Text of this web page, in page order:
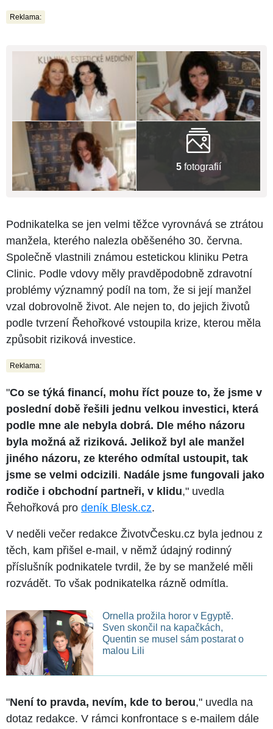
Reklama:
5fotografií
Podnikatelka se jen velmi těžce vyrovnává se ztrátou
manžela, kterého nalezla oběšeného 30. června.
Společně vlastnili známou estetickou kliniku Petra
Clinic. Podle vdovy měly pravděpodobně zdravotní
problémy významný podíl na tom, že si její manžel
vzal dobrovolně život. Ale nejen to, do jejich životů
podle tvrzení Řehořkové vstoupila krize, kterou měla
způsobit riziková investice.
Reklama:
"Co se týká financí, mohu říct pouze to, že jsme v
poslední době řešili jednu velkou investici, která
podle mne ale nebyla dobrá. Dle mého názoru
byla možná až riziková. Jelikož byl ale manžel
jiného názoru, ze kterého odmítal ustoupit, tak
jsme se velmi odcizili. Nadále jsme fungovali jako
rodiče i obchodní partneři, v klidu," uvedla
Řehořková pro deník Blesk.cz.
V neděli večer redakce ŽivotvČesku.cz byla jednou z
těch, kam přišel e-mail, v němž údajný rodinný
příslušník podnikatele tvrdil, že by se manželé měli
rozvádět. To však podnikatelka rázně odmítla.
Ornella prožila horor v Egyptě.
Sven skončil na kapačkách,
Quentin se musel sám postarat o
malou Lili
"Není to pravda, nevím, kde to berou," uvedla na
dotaz redakce. V rámci konfrontace s e-mailem dále